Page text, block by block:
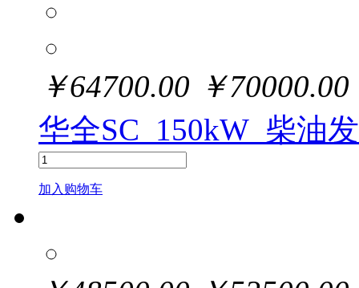
￥64700.00 ￥70000.00
华全SC_150kW_柴油
加入购物车